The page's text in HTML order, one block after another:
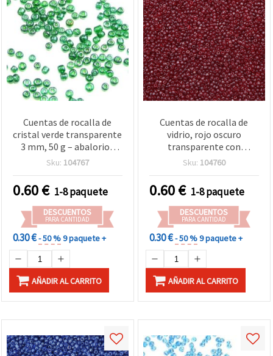
Cuentas de rocalla de
cristal verde transparente
3 mm, 50 g – abalorios
pequeños con acabado
bisutería, enfilado y
manualidades DIY
Sku: 104767
0.60€ 1-8 paquete
DESCUENTOS
PARA CANTIDAD
0.30 €- 50 %9 paquete +
AÑADIR AL CARRITO
Cuentas de rocalla de
vidrio, rojo oscuro
transparente con
acabado perlado, 2 mm,
Sku: 104760
0.60€ 1-8 paquete
DESCUENTOS
PARA CANTIDAD
0.30 €- 50 %9 paquete +
AÑADIR AL CARRITO